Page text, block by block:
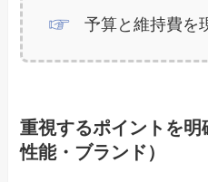
予算と維持費を
重視するポイントを明
性能・ブランド）